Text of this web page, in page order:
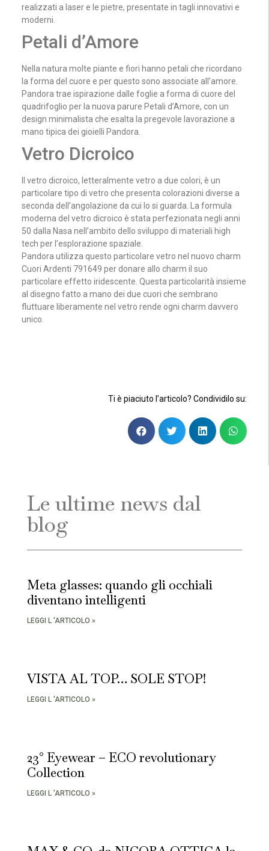
realizzati a laser e le pietre, presentate in tagli innovativi e
moderni.
Petali d’Amore
Nella natura molte piante e fiori hanno petali che ricordano
la forma del cuore e per questo sono associate all’amore.
Pandora trae ispirazione dalle foglie a forma di cuore del
quadrifoglio per la nuova parure Petali d’Amore, con un
design minimalista che esalta la pregevole lavorazione a
mano tipica dei gioielli Pandora.
Vetro Dicroico
Il vetro dicroico, letteralmente vetro a due colori, è un
particolare tipo di vetro che presenta colorazioni diverse a
seconda dell’angolazione da cui lo si guarda. La formula
moderna del vetro dicroico è stata perfezionata negli anni
50 dalla Nasa nell’ambito dello sviluppo di materiali high
tech per l’esplorazione spaziale.
Pandora utilizza questo particolare vetro nel nuovo charm
Cuori Ardenti 791649 per donare allo charm il suo
particolare effetto iridescente. Questa particolarità insieme
al disegno fatto a mano dei due cuori che sembrano
fluttuare liberamente nel vetro rende ogni charm davvero
unico.
Ti è piaciuto l’articolo? Condividilo su:
Le ultime news dal
blog
Meta glasses: quando gli occhiali
diventano intelligenti
LEGGI L 'ARTICOLO »
VISTA AL TOP… SOLE STOP!
LEGGI L 'ARTICOLO »
23° Eyewear – ECO revolutionary
Collection
LEGGI L 'ARTICOLO »